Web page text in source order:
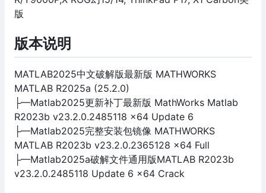
版
版本说明
MATLAB2025中文破解版最新版 MATHWORKS
MATLAB R2025a (25.2.0)
├—Matlab2025更新补丁最新版 MathWorks Matlab
R2023b v23.2.0.2485118 x64 Update 6
├—Matlab2025完整安装包镜像 MATHWORKS
MATLAB R2023b v23.2.0.2365128 x64 Full
├—Matlab2025a破解文件通用版MATLAB R2023b
v23.2.0.2485118 Update 6 x64 Crack